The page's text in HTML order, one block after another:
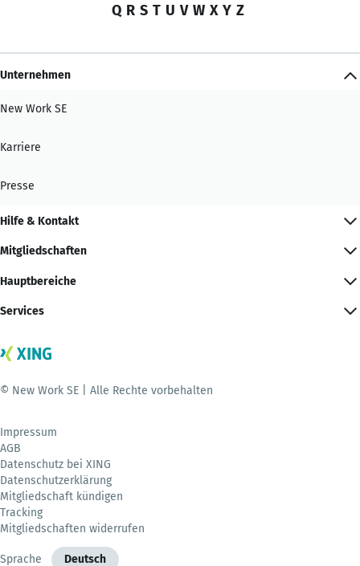
Q R S T U V W X Y Z
Unternehmen
New Work SE
Karriere
Presse
Hilfe & Kontakt
Mitgliedschaften
Hauptbereiche
Services
© New Work SE | Alle Rechte vorbehalten
Impressum
AGB
Datenschutz bei XING
Datenschutzerklärung
Mitgliedschaft kündigen
Tracking
Mitgliedschaften widerrufen
Sprache Deutsch